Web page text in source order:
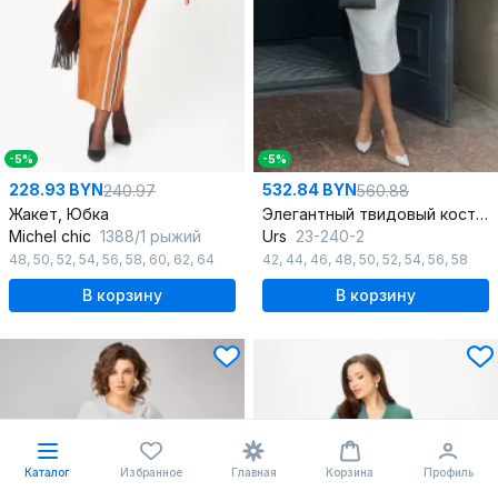
-5%
228.93 BYN240.97
Жакет, Юбка
Michel chic 1388/1 рыжий
48, 50, 52, 54, 56, 58, 60, 62, 64
В корзину
-5%
532.84 BYN560.88
Элегантный твидовый костюм с юбкой-карандаш и отделкой тесьмой
Urs 23-240-2
42, 44, 46, 48, 50, 52, 54, 56, 58
В корзину
Каталог Избранное Главная Корзина Профиль